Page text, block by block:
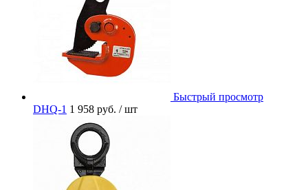
Быстрый просмотр
DHQ-1 1 958 руб. / шт